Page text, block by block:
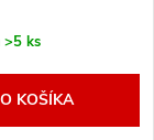
>5 ks
KOŠÍKA